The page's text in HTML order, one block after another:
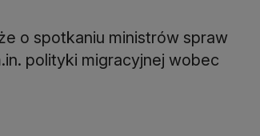
o spotkaniu ministrów spraw
polityki migracyjnej wobec